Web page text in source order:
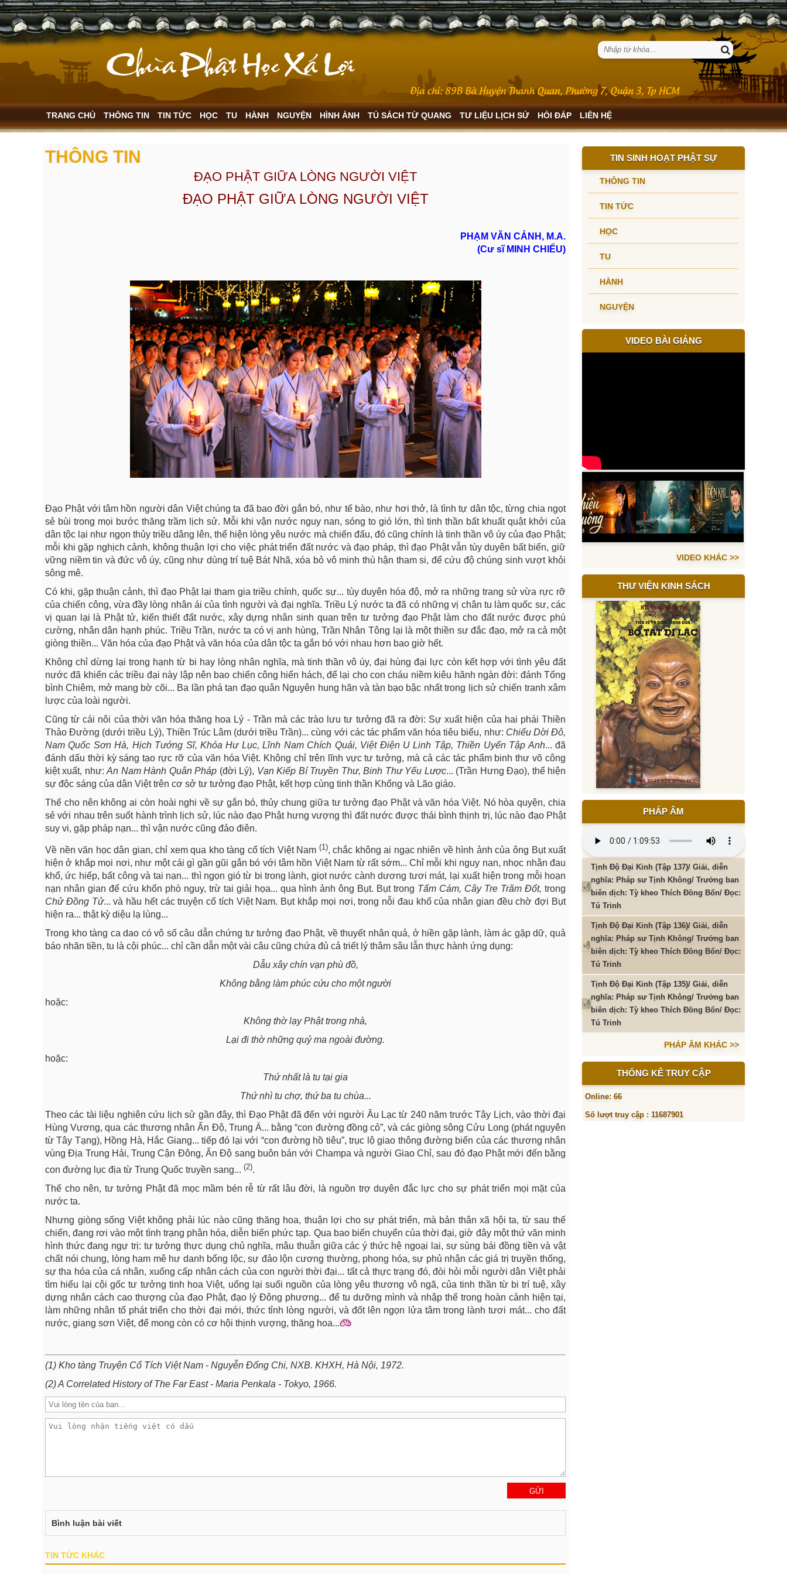
TRANG CHỦ THÔNG TIN TIN TỨC HỌC TU HÀNH NGUYỆN HÌNH ẢNH TỦ SÁCH TỪ QUANG TƯ LIỆU LỊCH SỬ HỎI ĐÁP LIÊN HỆ
THÔNG TIN
ĐẠO PHẬT GIỮA LÒNG NGƯỜI VIỆT
ĐẠO PHẬT GIỮA LÒNG NGƯỜI VIỆT
PHẠM VĂN CẢNH, M.A.
(Cư sĩ MINH CHIẾU)
Đạo Phật với tâm hồn người dân Việt chúng ta đã bao đời gắn bó, như tế bào, như hơi thở, là tình tự dân tộc, từng chia ngọt
sẻ bùi trong mọi bước thăng trầm lịch sử. Mỗi khi vận nước nguy nan, sóng to gió lớn, thì tinh thần bất khuất quật khởi của
dân tộc lại như ngọn thủy triều dâng lên, thể hiện lòng yêu nước mà chiến đấu, đó cũng chính là tinh thần vô úy của đạo Phật;
mỗi khi gặp nghịch cảnh, không thuận lợi cho việc phát triển đất nước và đạo pháp, thì đạo Phật vẫn tùy duyên bất biến, giữ
vững niềm tin và đức vô úy, cũng như dùng trí tuệ Bát Nhã, xóa bỏ vô minh thù hận tham si, để cứu độ chúng sinh vượt khỏi
sông mê.
Có khi, gặp thuận cảnh, thì đạo Phật lại tham gia triều chính, quốc sự... tùy duyên hóa độ, mở ra những trang sử vừa rực rỡ
của chiến công, vừa đầy lòng nhân ái của tình người và đại nghĩa. Triều Lý nước ta đã có những vị chân tu làm quốc sư, các
vị quan lại là Phật tử, kiến thiết đất nước, xây dựng nhân sinh quan trên tư tưởng đạo Phật làm cho đất nước được phú
cường, nhân dân hạnh phúc. Triều Trần, nước ta có vị anh hùng, Trần Nhân Tông lại là một thiền sư đắc đạo, mở ra cả một
giòng thiền... Văn hóa của đạo Phật và văn hóa của dân tộc ta gắn bó với nhau hơn bao giờ hết.
Không chỉ dừng lại trong hạnh từ bi hay lòng nhân nghĩa, mà tinh thần vô úy, đại hùng đại lực còn kết hợp với tình yêu đất
nước đã khiến các triều đại này lập nên bao chiến công hiển hách, để lại cho con cháu niềm kiêu hãnh ngàn đời: đánh Tống
bình Chiêm, mở mang bờ cõi... Ba lần phá tan đạo quân Nguyên hung hãn và tàn bạo bậc nhất trong lịch sử chiến tranh xâm
lược của loài người.
Cũng từ cái nôi của thời văn hóa thăng hoa Lý - Trần mà các trào lưu tư tưởng đã ra đời: Sự xuất hiện của hai phái Thiền
Thảo Đường (dưới triều Lý), Thiền Trúc Lâm (dưới triều Trần)... cùng với các tác phẩm văn hóa tiêu biểu, như: Chiếu Dời Đô,
Nam Quốc Sơn Hà, Hịch Tướng Sĩ, Khóa Hư Lục, Lĩnh Nam Chích Quái, Việt Điện U Linh Tập, Thiền Uyển Tập Anh... đã
đánh dấu thời kỳ sáng tạo rực rỡ của văn hóa Việt. Không chỉ trên lĩnh vực tư tưởng, mà cả các tác phẩm binh thư võ công
kiệt xuất, như:An Nam Hành Quân Pháp (đời Lý), Vạn Kiếp Bí Truyền Thư, Binh Thư Yếu Lược... (Trần Hưng Đạo), thể hiện
sự độc sáng của dân Việt trên cơ sở tư tưởng đạo Phật, kết hợp cùng tinh thần Khổng và Lão giáo.
Thế cho nên không ai còn hoài nghi về sự gắn bó, thủy chung giữa tư tưởng đạo Phật và văn hóa Việt. Nó hòa quyện, chia
sẻ với nhau trên suốt hành trình lịch sử, lúc nào đạo Phật hưng vượng thì đất nước được thái bình thịnh trị, lúc nào đạo Phật
suy vi, gặp pháp nạn... thì vận nước cũng đảo điên.
Về nền văn học dân gian, chỉ xem qua kho tàng cổ tích Việt Nam (1), chắc không ai ngạc nhiên về hình ảnh của ông Bụt xuất
hiện ở khắp mọi nơi, như một cái gì gần gũi gắn bó với tâm hồn Việt Nam từ rất sớm... Chỉ mỗi khi nguy nan, nhọc nhằn đau
khổ, ức hiếp, bất công và tai nạn... thì ngọn gió từ bi trong lành, giọt nước cành dương tươi mát, lại xuất hiện trong mỗi hoạn
nạn nhân gian để cứu khổn phò nguy, trừ tai giải họa... qua hình ảnh ông Bụt. Bụt trong Tấm Cám, Cây Tre Trăm Đốt,trong
Chử Đồng Tử... và hầu hết các truyện cổ tích Việt Nam. Bụt khắp mọi nơi, trong nỗi đau khổ của nhân gian đều chờ đợi Bụt
hiện ra... thật kỳ diệu lạ lùng...
Trong kho tàng ca dao có vô số câu dẫn chứng tư tưởng đạo Phật, về thuyết nhân quả, ở hiền gặp lành, làm ác gặp dữ, quả
báo nhãn tiền, tu là cội phúc... chỉ cần dẫn một vài câu cũng chứa đủ cả triết lý thâm sâu lẫn thực hành ứng dụng:
Dẫu xây chín vạn phù đồ,
Không bằng làm phúc cứu cho một người
hoặc:
Không thờ lạy Phật trong nhà,
Lại đi thờ những quỷ ma ngoài đường.
hoặc:
Thứ nhất là tu tại gia
Thứ nhì tu chợ, thứ ba tu chùa...
Theo các tài liệu nghiên cứu lịch sử gần đây, thì Đạo Phật đã đến với người Âu Lạc từ 240 năm trước Tây Lịch, vào thời đại
Hùng Vương, qua các thương nhân Ấn Độ, Trung Á... bằng “con đường đồng cỏ”, và các giòng sông Cửu Long (phát nguyên
từ Tây Tạng), Hồng Hà, Hắc Giang... tiếp đó lại với “con đường hồ tiêu”, trục lộ giao thông đường biển của các thương nhân
vùng Địa Trung Hải, Trung Cận Đông, Ấn Độ sang buôn bán với Champa và người Giao Chỉ, sau đó đạo Phật mới đến bằng
con đường lục địa từ Trung Quốc truyền sang... (2).
Thế cho nên, tư tưởng Phật đã mọc mầm bén rễ từ rất lâu đời, là nguồn trợ duyên đắc lực cho sự phát triển mọi mặt của
nước ta.
Nhưng giòng sống Việt không phải lúc nào cũng thăng hoa, thuận lợi cho sự phát triển, mà bản thân xã hội ta, từ sau thế
chiến, đang rơi vào một tình trạng phân hóa, diễn biến phức tạp. Qua bao biến chuyển của thời đại, giờ đây một thứ văn minh
hình thức đang ngự trị: tư tưởng thực dụng chủ nghĩa, mâu thuẫn giữa các ý thức hệ ngoại lai, sự sùng bái đồng tiền và vật
chất nói chung, lòng ham mê hư danh bổng lộc, sự đảo lộn cương thường, phong hóa, sự phủ nhận các giá trị truyền thống,
sự tha hóa của cá nhân, xuống cấp nhân cách của con người thời đại... tất cả thực trạng đó, đòi hỏi mỗi người dân Việt phải
tìm hiểu lại cội gốc tư tưởng tinh hoa Việt, uống lại suối nguồn của lòng yêu thương vô ngã, của tinh thần từ bi trí tuệ, xây
dựng nhân cách cao thượng của đạo Phật, đạo lý Đông phương... để tu dưỡng mình và nhập thế trong hoàn cảnh hiện tại,
làm những nhân tố phát triển cho thời đại mới, thức tỉnh lòng người, và đốt lên ngọn lửa tâm trong lành tươi mát... cho đất
nước, giang sơn Việt, để mong còn có cơ hội thịnh vượng, thăng hoa...
(1) Kho tàng Truyện Cổ Tích Việt Nam - Nguyễn Đổng Chi, NXB. KHXH, Hà Nội, 1972.
(2) A Correlated History of The Far East - Maria Penkala - Tokyo, 1966.
Bình luận bài viết
TIN TỨC KHÁC
TIN SINH HOẠT PHẬT SỰ
THÔNG TIN
TIN TỨC
HỌC
TU
HÀNH
NGUYỆN
VIDEO BÀI GIẢNG
VIDEO KHÁC >>
THƯ VIỆN KINH SÁCH
PHÁP ÂM
Tịnh Độ Đại Kinh (Tập 137)/ Giải, diễn
nghĩa: Pháp sư Tịnh Không/ Trưởng ban
biên dịch: Tỳ kheo Thích Đồng Bổn/ Đọc:
Tú Trinh
Tịnh Độ Đại Kinh (Tập 136)/ Giải, diễn
nghĩa: Pháp sư Tịnh Không/ Trưởng ban
biên dịch: Tỳ kheo Thích Đồng Bổn/ Đọc:
Tú Trinh
Tịnh Độ Đại Kinh (Tập 135)/ Giải, diễn
nghĩa: Pháp sư Tịnh Không/ Trưởng ban
biên dịch: Tỳ kheo Thích Đồng Bổn/ Đọc:
Tú Trinh
PHÁP ÂM KHÁC >>
THỐNG KÊ TRUY CẬP
Online: 66
Số lượt truy cập : 11687901